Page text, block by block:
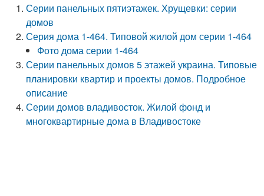
Серии панельных пятиэтажек. Хрущевки: серии
домов
Серия дома 1-464. Типовой жилой дом серии 1-464
Фото дома серии 1-464
Серии панельных домов 5 этажей украина. Типовые
планировки квартир и проекты домов. Подробное
описание
Серии домов владивосток. Жилой фонд и
многоквартирные дома в Владивостоке